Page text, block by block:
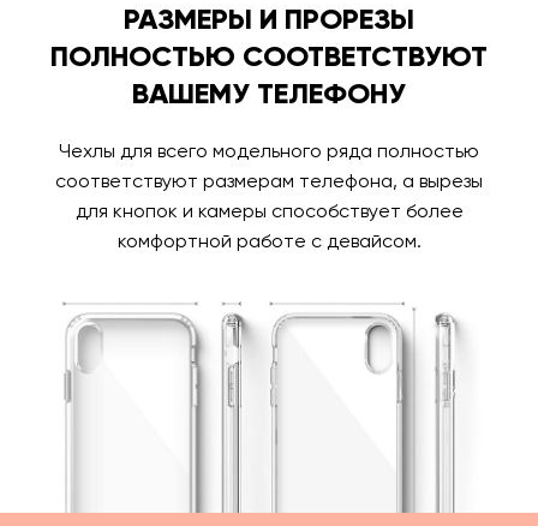
РАЗМЕРЫ И ПРОРЕЗЫ
ПОЛНОСТЬЮ СООТВЕТСТВУЮТ
ВАШЕМУ ТЕЛЕФОНУ
Чехлы для всего модельного ряда полностью
соответствуют размерам телефона, а вырезы
для кнопок и камеры способствует более
комфортной работе с девайсом.